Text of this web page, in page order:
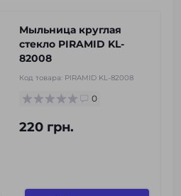
Мыльница круглая
стекло PIRAMID KL-
82008
Код товара: PIRAMID KL-82008
0
220 грн.